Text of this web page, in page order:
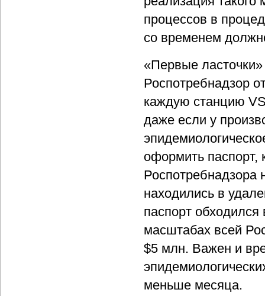
процессов в
со временем
«Первые
Роспотребнадзор
каждую станцию
даже если у
оформить паспорт,
Роспотребнадзора
находились в
паспорт
масштабах всей
$5 млн. Важен и
меньше месяца.